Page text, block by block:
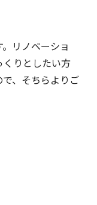
リノベーショ
くりとしたい方
、そちらよりご